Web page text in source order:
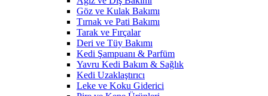
Göz ve Kulak Bakımı
Tırnak ve Pati Bakımı
Tarak ve Fırçalar
Deri ve Tüy Bakımı
Kedi Şampuanı & Parfüm
Yavru Kedi Bakım & Sağlık
Kedi Uzaklaştırıcı
Leke ve Koku Giderici